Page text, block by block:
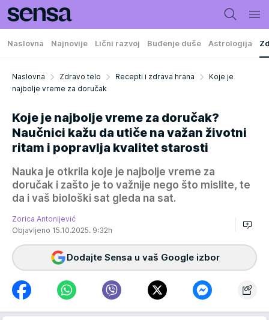
Naslovna Najnovije Lični razvoj Buđenje duše Astrologija
Naslovna Zdravo telo Recepti i zdrava hrana
Koje je
najbolje vreme za doručak
Koje je najbolje vreme za doručak?
Naučnici kažu da utiče na važan životni
ritam i popravlja kvalitet starosti
Nauka je otkrila koje je najbolje vreme za
doručak i zašto je to važnije nego što mislite, te
da i vaš biološki sat gleda na sat.
Zorica Antonijević
Objavljeno 15.10.2025. 9:32h
Dodajte Sensa u vaš Google izbor